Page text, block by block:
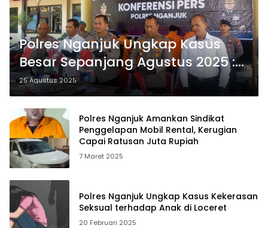
Polres Nganjuk Ungkap Kasus
Besar Sepanjang Agustus 2025 :
Pencurian hingga Narkoba
Puluhan Ribu Butir
25 Agustus 2025
Polres Nganjuk Amankan Sindikat
Penggelapan Mobil Rental, Kerugian
Capai Ratusan Juta Rupiah
7 Maret 2025
Polres Nganjuk Ungkap Kasus Kekerasan
Seksual terhadap Anak di Loceret
20 Februari 2025